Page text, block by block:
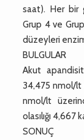
saat). Her bir
Grup 4 ve
düzeyleri
BULGULAR
Akut
34,475 nmol/lt
nmol/lt
olasılığı
SONUÇ